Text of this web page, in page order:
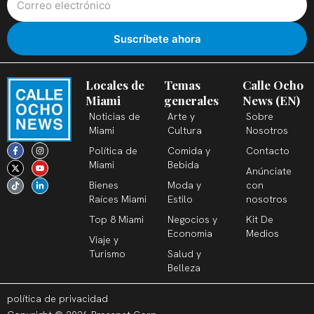
F
a
c
e
b
o
o
I
n
s
t
a
g
r
X
-
t
w
i
t
t
Y
o
u
t
u
b
e
T
i
k
t
o
k
L
i
n
k
e
d
i
Locales de
Miami
Noticias de
Miami
Política de
Miami
Bienes
Raíces Miami
Top 8 Miami
Viaje y
Turismo
Temas
generales
Arte y
Cultura
Comida y
Bebida
Moda y
Estilo
Negocios y
Economia
Salud y
Belleza
Calle Ocho
News (EN)
Sobre
Nosotros
Contacto
Anúnciate
con
nosotros
Kit De
Medios
política de privacidad